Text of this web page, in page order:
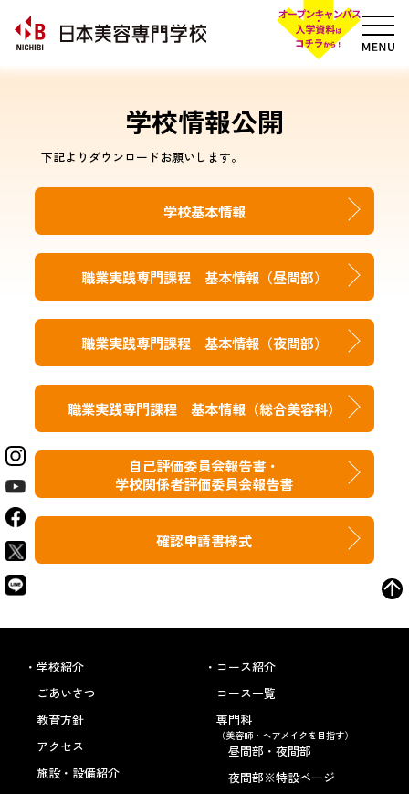
学校情報公開
下記よりダウンロードお願いします。
学校基本情報
職業実践専門課程 基本情報（昼間部）
職業実践専門課程 基本情報（夜間部）
職業実践専門課程 基本情報（総合美容科）
自己評価委員会報告書・
学校関係者評価委員会報告書
確認申請書様式
学校紹介
ごあいさつ
教育方針
アクセス
施設・設備紹介
コース紹介
コース一覧
専門科
（美容師・ヘアメイクを目指す）
昼間部・夜間部
夜間部※特設ページ